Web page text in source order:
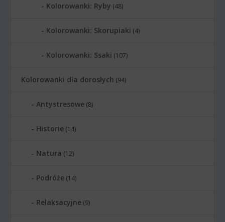
Kolorowanki: Ryby (48)
Kolorowanki: Skorupiaki (4)
Kolorowanki: Ssaki (107)
Kolorowanki dla dorosłych (94)
Antystresowe (8)
Historie (14)
Natura (12)
Podróże (14)
Relaksacyjne (9)